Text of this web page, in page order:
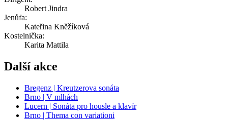
Robert Jindra
Jenůfa:
Kateřina Kněžíková
Kostelnička:
Karita Mattila
Další akce
Bregenz | Kreutzerova sonáta
Brno | V mlhách
Lucern | Sonáta pro housle a klavír
Brno | Thema con variationi